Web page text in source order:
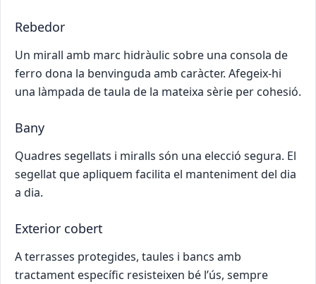
Rebedor
Un mirall amb marc hidràulic sobre una consola de
ferro dona la benvinguda amb caràcter. Afegeix-hi
una làmpada de taula de la mateixa sèrie per cohesió.
Bany
Quadres segellats i miralls són una elecció segura. El
segellat que apliquem facilita el manteniment del dia
a dia.
Exterior cobert
A terrasses protegides, taules i bancs amb
tractament específic resisteixen bé l’ús, sempre